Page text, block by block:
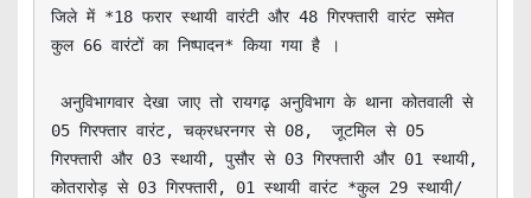
जिले में *18 फरार स्थायी वारंटी और 48 गिरफ्तारी वारंट समेत
कुल 66 वारंटों का निष्पादन* किया गया है ।
05 गिरफ्तार वारंट, चक्रधरनगर से 08,  जूटमिल से 05
गिरफ्तारी और 03 स्थायी, पुसौर से 03 गिरफ्तारी और 01 स्थायी,
कोतरारोड़ से 03 गिरफ्तारी, 01 स्थायी वारंट *कुल 29 स्थायी/